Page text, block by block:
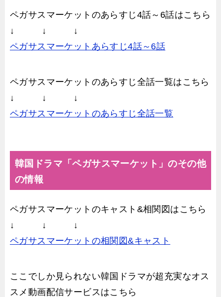
ペガサスマーケットのあらすじ4話～6話はこちら
↓ ↓ ↓
ペガサスマーケットあらすじ4話～6話
ペガサスマーケットのあらすじ全話一覧はこちら
↓ ↓ ↓
ペガサスマーケットのあらすじ全話一覧
韓国ドラマ「ペガサスマーケット」のその他
の情報
ペガサスマーケットのキャスト&相関図はこちら
↓ ↓ ↓
ペガサスマーケットの相関図&キャスト
ここでしか見られない韓国ドラマが超充実なオス
スメ動画配信サービスはこちら